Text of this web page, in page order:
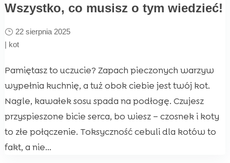
Wszystko, co musisz o tym wiedzieć!
22 sierpnia 2025
| kot
Pamiętasz to uczucie? Zapach pieczonych warzyw
wypełnia kuchnię, a tuż obok ciebie jest twój kot.
Nagle, kawałek sosu spada na podłogę. Czujesz
przyspieszone bicie serca, bo wiesz – czosnek i koty
to złe połączenie. Toksyczność cebuli dla kotów to
fakt, a nie...